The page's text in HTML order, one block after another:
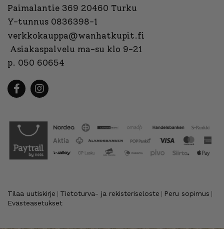
Paimalantie 369 20460 Turku
Y-tunnus 0836398-1
verkkokauppa@wanhatkupit.fi
Asiakaspalvelu ma-su klo 9-21
p. 050 60654
Tilaa uutiskirje Tietoturva- ja rekisteriseloste Peru sopimus
Evästeasetukset